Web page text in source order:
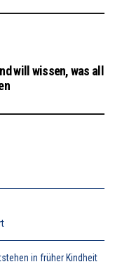
will wissen, was all
in früher Kindheit